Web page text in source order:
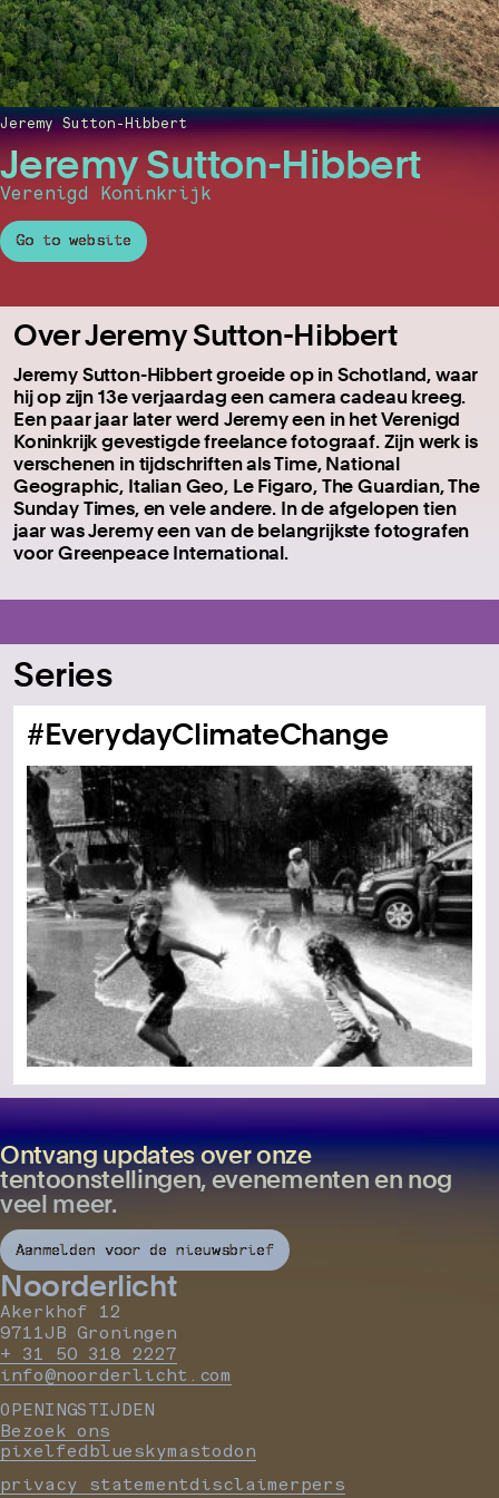
Jeremy Sutton-Hibbert
Verenigd Koninkrijk
Go to website
Jeremy Sutton-Hibbert
Over Jeremy Sutton-Hibbert
Jeremy Sutton-Hibbert groeide op in Schotland, waar
hij op zijn 13e verjaardag een camera cadeau kreeg.
Een paar jaar later werd Jeremy een in het Verenigd
Koninkrijk gevestigde freelance fotograaf. Zijn werk is
verschenen in tijdschriften als Time, National
Geographic, Italian Geo, Le Figaro, The Guardian, The
Sunday Times, en vele andere. In de afgelopen tien
jaar was Jeremy een van de belangrijkste fotografen
voor Greenpeace International.
Series
#EverydayClimateChange
Ontvang updates over onze
tentoonstellingen, evenementen en nog
veel meer.
Aanmelden voor de nieuwsbrief
Noorderlicht
Akerkhof 12
9711JB Groningen
+ 31 50 318 2227
info@noorderlicht.com
OPENINGSTIJDEN
Bezoek ons
pixelfedblueskymastodon
privacy statementdisclaimerpers